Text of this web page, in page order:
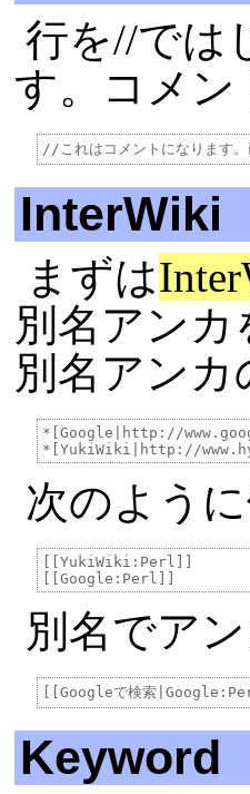
行を//では
す。コメン
InterWiki
まずは
別名アン
別名アン
*[Google|http://
次のよう
[[YukiWiki:Perl]]
別名でア
Keyword